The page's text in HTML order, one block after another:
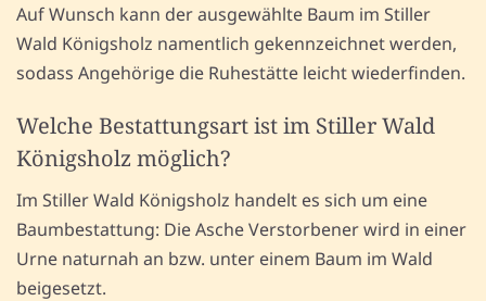
Auf Wunsch kann der ausgewählte Baum im Stiller
Wald Königsholz namentlich gekennzeichnet werden,
sodass Angehörige die Ruhestätte leicht wiederfinden.
Welche Bestattungsart ist im Stiller Wald
Königsholz möglich?
Im Stiller Wald Königsholz handelt es sich um eine
Baumbestattung: Die Asche Verstorbener wird in einer
Urne naturnah an bzw. unter einem Baum im Wald
beigesetzt.